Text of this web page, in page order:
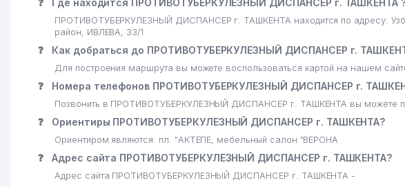
❓ Где находится ПРОТИВОТУБЕРКУЛЕЗНЫЙ ДИСПАНСЕР г. ТАШКЕНТА
ПРОТИВОТУБЕРКУЛЕЗНЫЙ ДИСПАНСЕР г. ТАШКЕНТА находится по адресу:
район, ИВЛЕВА, 33/1
❓ Как добраться до ПРОТИВОТУБЕРКУЛЕЗНЫЙ ДИСПАНСЕР г.
Для построения маршрута вы можете воспользоваться картой на нашем
❓ Номера телефонов ПРОТИВОТУБЕРКУЛЕЗНЫЙ ДИСПАНСЕР г.
Позвонить в ПРОТИВОТУБЕРКУЛЕЗНЫЙ ДИСПАНСЕР г. ТАШКЕНТА вы можете
❓ Ориентиры ПРОТИВОТУБЕРКУЛЕЗНЫЙ ДИСПАНСЕР г. ТАШКЕНТА?
Ориентиром являются: пл. "АКТЕПЕ, мебельный салон "ВЕРОНА
❓ Адрес сайта ПРОТИВОТУБЕРКУЛЕЗНЫЙ ДИСПАНСЕР г. ТАШКЕНТА?
Адрес сайта ПРОТИВОТУБЕРКУЛЕЗНЫЙ ДИСПАНСЕР г. ТАШКЕНТА -